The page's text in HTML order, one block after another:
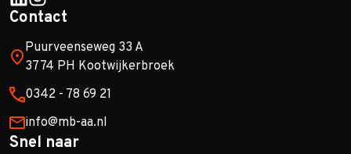
Contact
Puurveenseweg 33 A
3774 PH Kootwijkerbroek
0342 - 78 69 21
info@mb-aa.nl
Snel naar